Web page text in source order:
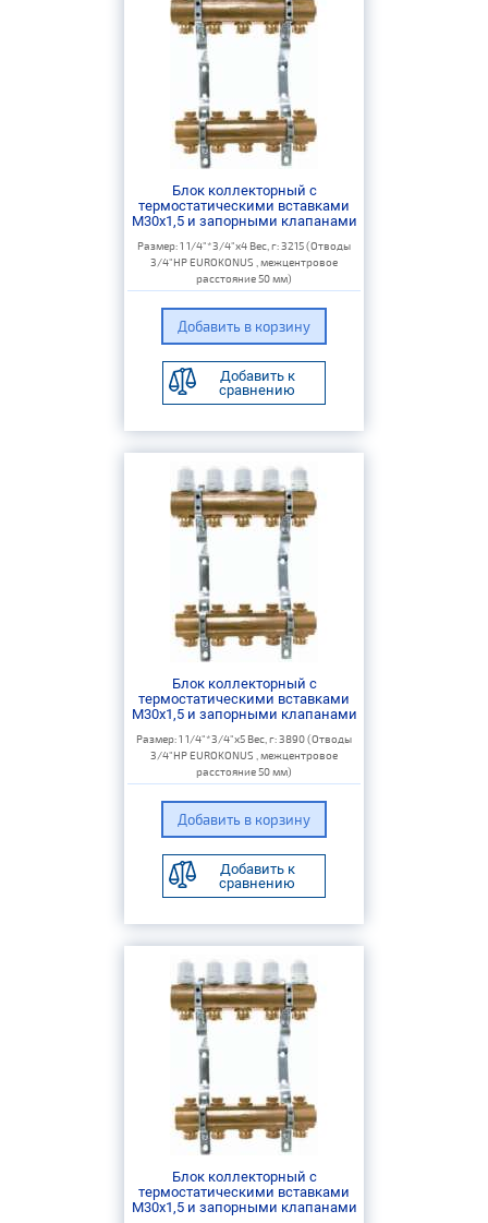
Блок коллекторный с
термостатическими вставками
M30x1,5 и запорными клапанами
Размер: 1 1/4"*3/4"х4 Вес, г: 3215 (Отводы
3/4"НР EUROKONUS , межцентровое
расстояние 50 мм)
Добавить к
сравнению
Блок коллекторный с
термостатическими вставками
M30x1,5 и запорными клапанами
Размер: 1 1/4"*3/4"х5 Вес, г: 3890 (Отводы
3/4"НР EUROKONUS , межцентровое
расстояние 50 мм)
Добавить к
сравнению
Блок коллекторный с
термостатическими вставками
M30x1,5 и запорными клапанами